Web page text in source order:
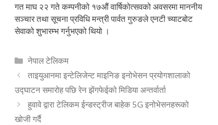
गत माघ २२ गते कम्पनीको १७औं वार्षिकोत्सवको अवसरमा माननीय
सञ्चार तथा सूचना प्रविधि मन्त्री पार्वत गुरुङले एनटी च्याटबोट
सेवाको शुभारम्भ गर्नुभएको थियो ।
Categories
नेपाल टेलिकम
ताइयुआनमा इन्टेलिजेन्ट माइनिङ इनोभेसन प्रयोगशालाको
उद्घाटन समारोह पछि रेन झेंगफेईको मिडिया अन्तर्वार्ता
हुवावे द्वारा टेलिकम ईन्डस्ट्रीज बाहेक 5G इनोभेसनहरूको
खोजी गर्दै